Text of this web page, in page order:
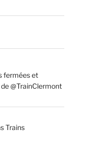
fermées et
@TrainClermont
Trains